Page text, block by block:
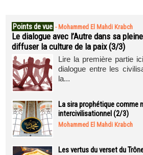
Points de vue - Mohammed El Mahdi Krabch
Le dialogue avec l’Autre dans sa
diffuser la culture de la paix (3/3)
Lire la première partie
dialogue entre les
la...
La sira prophétique comme
intercivilisationnel (2/3)
Mohammed El Mahdi Krabch
Les vertus du verset du